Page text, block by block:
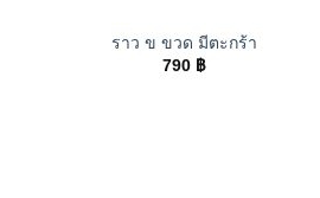
ราว ข ขวด มีตะกร้า
790 ฿